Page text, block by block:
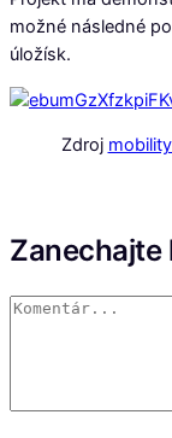
možné následné
úložísk.
Zdroj
Zanechajte